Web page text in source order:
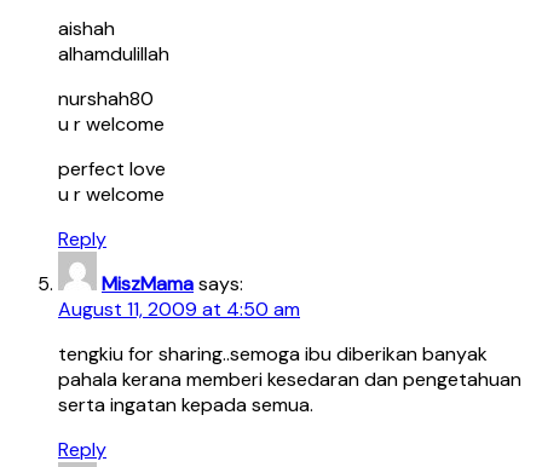
aishah
alhamdulillah
nurshah80
u r welcome
perfect love
u r welcome
Reply
MiszMamasays:
August 11, 2009 at 4:50 am
tengkiu for sharing..semoga ibu diberikan banyak
pahala kerana memberi kesedaran dan pengetahuan
serta ingatan kepada semua.
Reply